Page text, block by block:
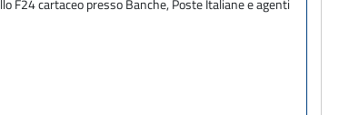
cartaceo presso Banche, Poste Italiane e agenti